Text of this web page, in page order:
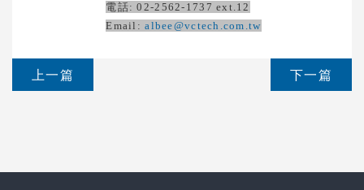
電話: 02-2562-1737 ext.12
Email:albee@vctech.com.tw
上一篇 下一篇